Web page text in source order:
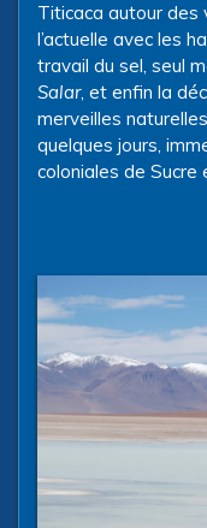
Titicaca autour des
l’actuelle avec les
travail du sel, seul
Salar, et enfin la
merveilles
quelques jours,
coloniales de Sucre